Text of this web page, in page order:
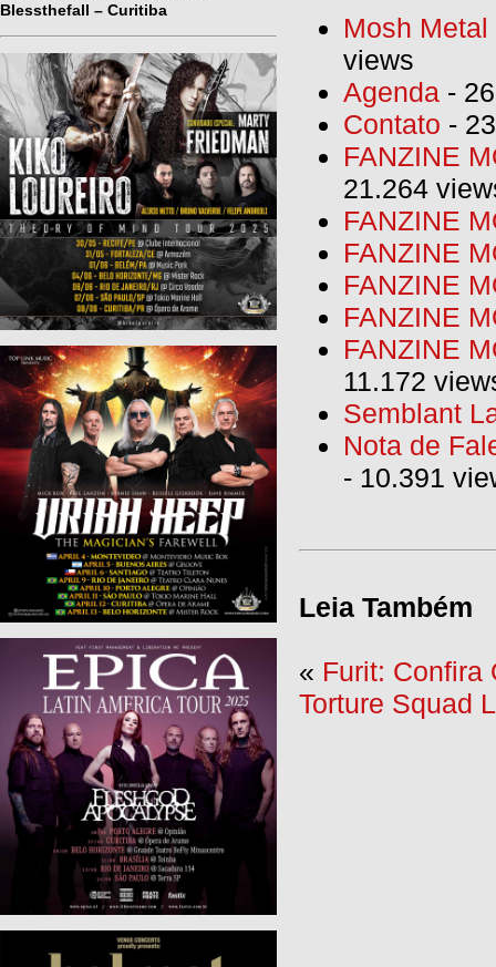
Blessthefall – Curitiba
Mosh
views
Agenda -
Contato -
FANZINE
21.264
FANZINE
FANZINE
FANZINE
FANZINE
FANZINE
11.172
Semblant
Nota de
- 10.391
Leia Também
« Furit: Confira
Torture Squad